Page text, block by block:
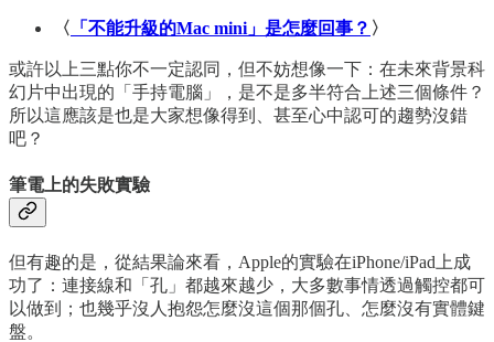
〈 「不能升級的Mac mini」是怎麼回事？ 〉
或許以上三點你不一定認同，但不妨想像一下：在未來背景科
幻片中出現的「手持電腦」，是不是多半符合上述三個條件？
所以這應該是也是大家想像得到、甚至心中認可的趨勢沒錯
吧？
筆電上的失敗實驗
但有趣的是，從結果論來看，Apple的實驗在iPhone/iPad上成
功了：連接線和「孔」都越來越少，大多數事情透過觸控都可
以做到；也幾乎沒人抱怨怎麼沒這個那個孔、怎麼沒有實體鍵
盤。